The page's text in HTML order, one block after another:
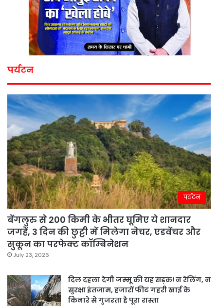
पर्यटन
पर्यटन
बेंगलुरु से 200 किमी के भीतर घूमिए ये शानदार
जगहें, 3 दिन की छुट्टी में मिलेगा नेचर, एडवेंचर और
सुकून का परफेक्ट कॉम्बिनेशन
July 23, 2026
दिल दहला देगी जम्मू की यह सड़क! न रेलिंग, न
सुरक्षा इंतजाम, हजारों फीट गहरी खाई के
किनारे से गुजरता है पूरा रास्ता